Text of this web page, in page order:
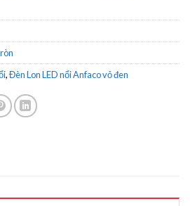
,Đèn Lon LED nổi Anfaco vỏ đen